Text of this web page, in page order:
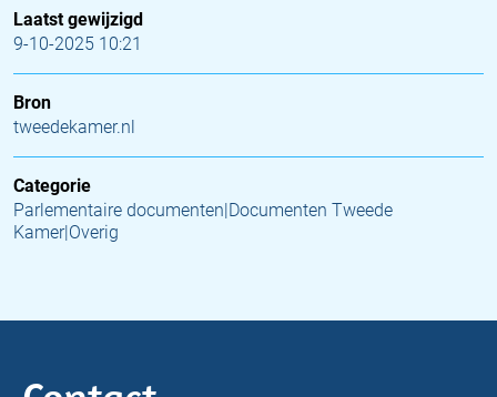
Laatst gewijzigd
9-10-2025 10:21
Bron
tweedekamer.nl
Categorie
Parlementaire documenten|Documenten Tweede
Kamer|Overig